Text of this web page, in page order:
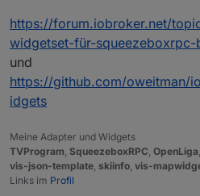
https://forum.iobroker.net/
widgetset-für-squeezeboxrpc-
und
https://github.com/oweitman/
idgets
Meine Adapter und Widgets
TVProgram SqueezeboxRPC OpenLiga
vis-json-template skiinfo vis-
Links im Profil